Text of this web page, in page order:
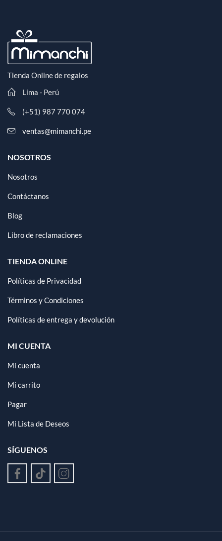
S/ 114.00
Tienda Online de regalos
Lima - Perú
(+51) 987 770 074
ventas@mimanchi.pe
NOSOTROS
Nosotros
Contáctanos
Blog
Libro de reclamaciones
TIENDA ONLINE
Políticas de Privacidad
Términos y Condiciones
Políticas de entrega y devolución
MI CUENTA
Mi cuenta
Mi carrito
Pagar
Mi Lista de Deseos
SÍGUENOS